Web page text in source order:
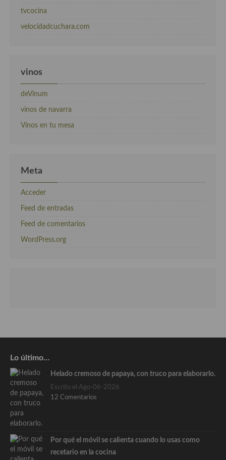
tvcocina
velocidadcuchara.com
vinos
deVinum
vinos de navarra
Vinos en tu mesa
Meta
Acceder
Feed de entradas
Feed de comentarios
WordPress.org
Lo último…
Helado cremoso de papaya, con truco para elaborarlo.
Escrito el Ago-06-2026
12 Comentarios
Por qué el móvil se calienta cuando lo usas como
recetario en la cocina